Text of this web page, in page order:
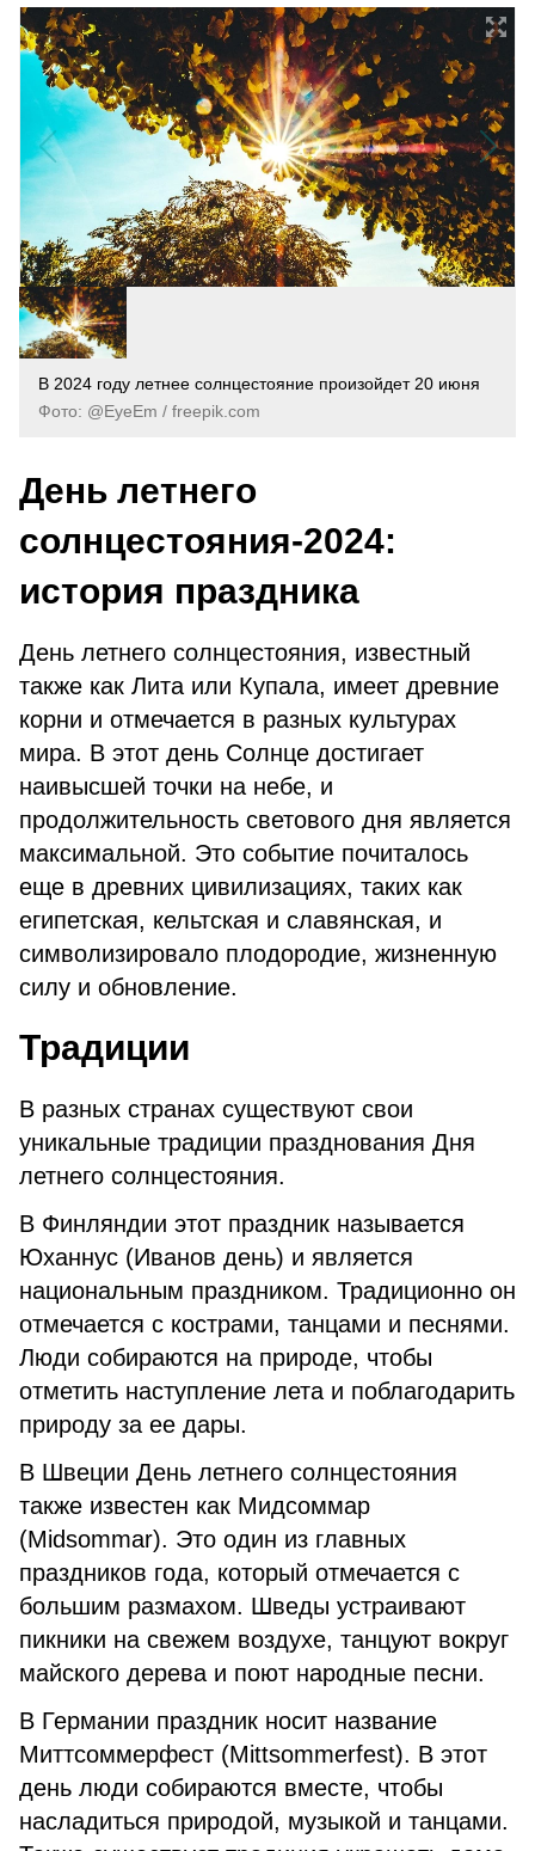
В 2024 году летнее солнцестояние произойдет 20 июня
Фото: @EyeEm / freepik.com
День летнего
солнцестояния-2024:
история праздника
День летнего солнцестояния, известный
также как Лита или Купала, имеет древние
корни и отмечается в разных культурах
мира. В этот день Солнце достигает
наивысшей точки на небе, и
продолжительность светового дня является
максимальной. Это событие почиталось
еще в древних цивилизациях, таких как
египетская, кельтская и славянская, и
символизировало плодородие, жизненную
силу и обновление.
Традиции
В разных странах существуют свои
уникальные традиции празднования Дня
летнего солнцестояния.
В Финляндии этот праздник называется
Юханнус (Иванов день) и является
национальным праздником. Традиционно он
отмечается с кострами, танцами и песнями.
Люди собираются на природе, чтобы
отметить наступление лета и поблагодарить
природу за ее дары.
В Швеции День летнего солнцестояния
также известен как Мидсоммар
(Midsommar). Это один из главных
праздников года, который отмечается с
большим размахом. Шведы устраивают
пикники на свежем воздухе, танцуют вокруг
майского дерева и поют народные песни.
В Германии праздник носит название
Миттсоммерфест (Mittsommerfest). В этот
день люди собираются вместе, чтобы
насладиться природой, музыкой и танцами.